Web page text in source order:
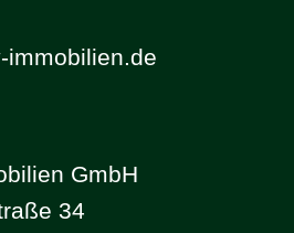
immobilien.de
GmbH
34